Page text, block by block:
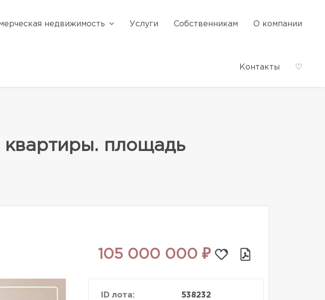
недвижимость Услуги Собственникам О компании
Контакты ♡
квартиры. площадь
105 000 000 ₽
ID лота: 538232